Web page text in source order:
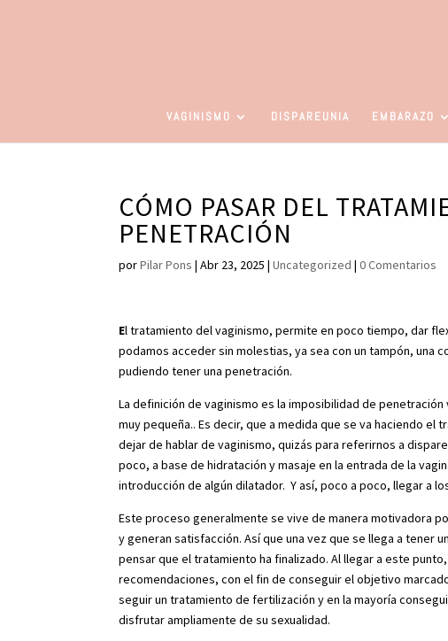
VAGINISMO DISPAREUNIA EMBARAZO
CÓMO PASAR DEL
PENETRACIÓN
porPilar Pons |Abr 23, 2025 |Uncategorized |0 Comentarios
El tratamiento del vaginismo, permite en poco tiempo, dar
podamos acceder sin molestias, ya sea con un tampón, una
pudiendo tener una penetración.
La definición de vaginismo es la imposibilidad de
muy pequeña.. Es decir, que a medida que se va haciendo
dejar de hablar de vaginismo, quizás para referirnos a
poco, a base de hidratación y masaje en la entrada de la
introducción de algún dilatador. Y así, poco a poco, llegar a
Este proceso generalmente se vive de manera motivadora
y generan satisfacción. Así que una vez que se llega a tener
pensar que el tratamiento ha finalizado. Al llegar a este
recomendaciones, con el fin de conseguir el objetivo
seguir un tratamiento de fertilización y en la mayoría
disfrutar ampliamente de su sexualidad.